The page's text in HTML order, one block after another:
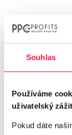
Souhlas
Používáme
uživatelský
Pokud dáte
Více